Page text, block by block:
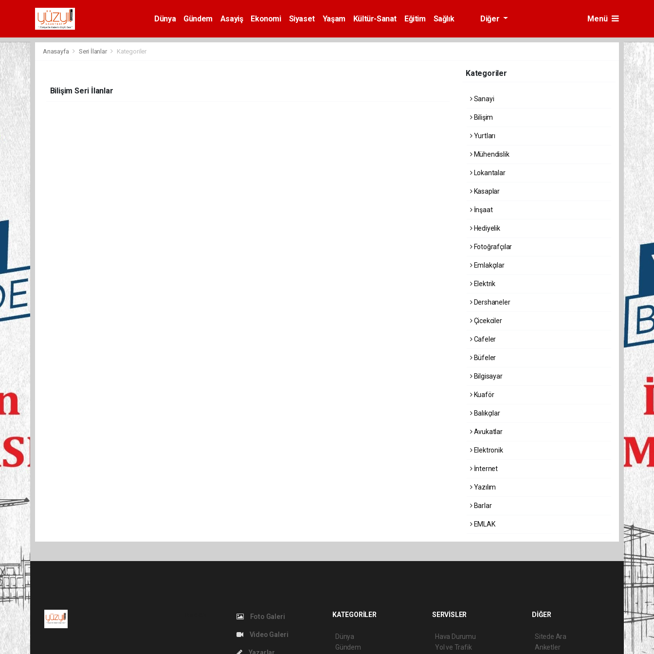
Dünya Gündem Asayiş Ekonomi Siyaset Yaşam Kültür-Sanat Eğitim
Sağlık
Diğer Menü
Anasayfa Seri İlanlar Kategoriler
Bilişim Seri İlanlar
Kategoriler
Sanayi
Bilişim
Yurtları
Mühendislik
Lokantalar
Kasaplar
İnşaat
Hediyelik
Fotoğrafçılar
Emlakçılar
Elektrik
Dershaneler
Çicekciler
Cafeler
Büfeler
Bilgisayar
Kuaför
Balıkçılar
Avukatlar
Elektronik
İnternet
Yazılım
Barlar
EMLAK
Foto Galeri
Video Galeri
KATEGORİLER
Dünya
Gündem
SERVİSLER
Hava Durumu
Yol ve Trafik
DİĞER
Sitede Ara
Anketler